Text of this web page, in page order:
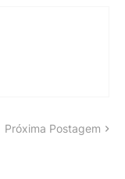
Próxima Postagem